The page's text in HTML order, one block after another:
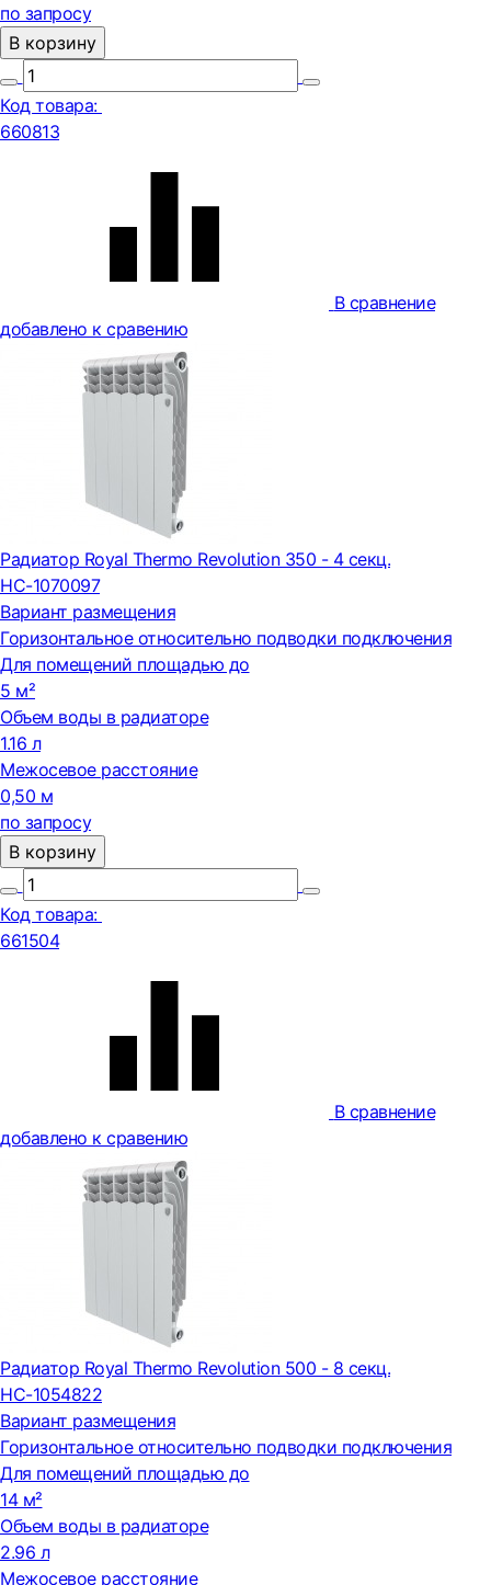
по запросу
В корзину
Код товара:
660813
В сравнение
добавлено к сравению
Радиатор Royal Thermo Revolution 350 - 4 секц.
НС-1070097
Вариант размещения
Горизонтальное относительно подводки подключения
Для помещений площадью до
5 м²
Объем воды в радиаторе
1.16 л
Межосевое расстояние
0,50 м
по запросу
В корзину
Код товара:
661504
В сравнение
добавлено к сравению
Радиатор Royal Thermo Revolution 500 - 8 секц.
НС-1054822
Вариант размещения
Горизонтальное относительно подводки подключения
Для помещений площадью до
14 м²
Объем воды в радиаторе
2.96 л
Межосевое расстояние